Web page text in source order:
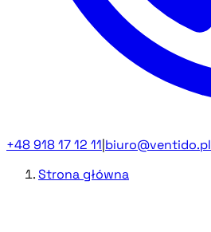
+48 918 17 12 11 biuro@ventido.pl
Strona główna